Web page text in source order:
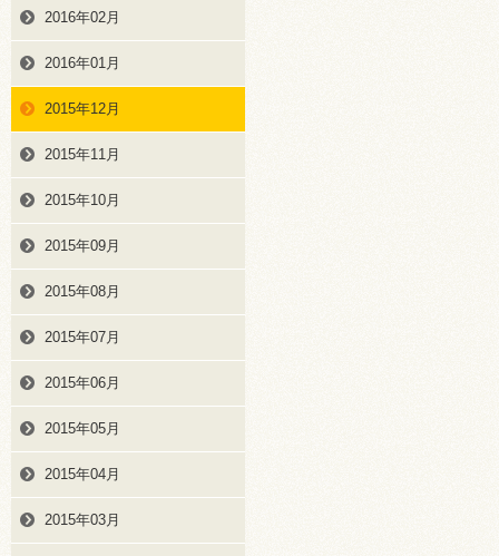
2016年02月
2016年01月
2015年12月
2015年11月
2015年10月
2015年09月
2015年08月
2015年07月
2015年06月
2015年05月
2015年04月
2015年03月